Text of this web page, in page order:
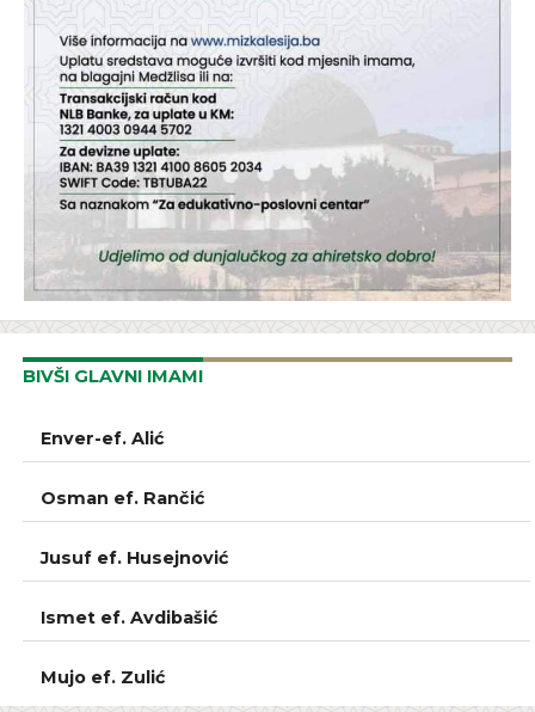
BIVŠI GLAVNI IMAMI
Enver-ef. Alić
Osman ef. Rančić
Jusuf ef. Husejnović
Ismet ef. Avdibašić
Mujo ef. Zulić